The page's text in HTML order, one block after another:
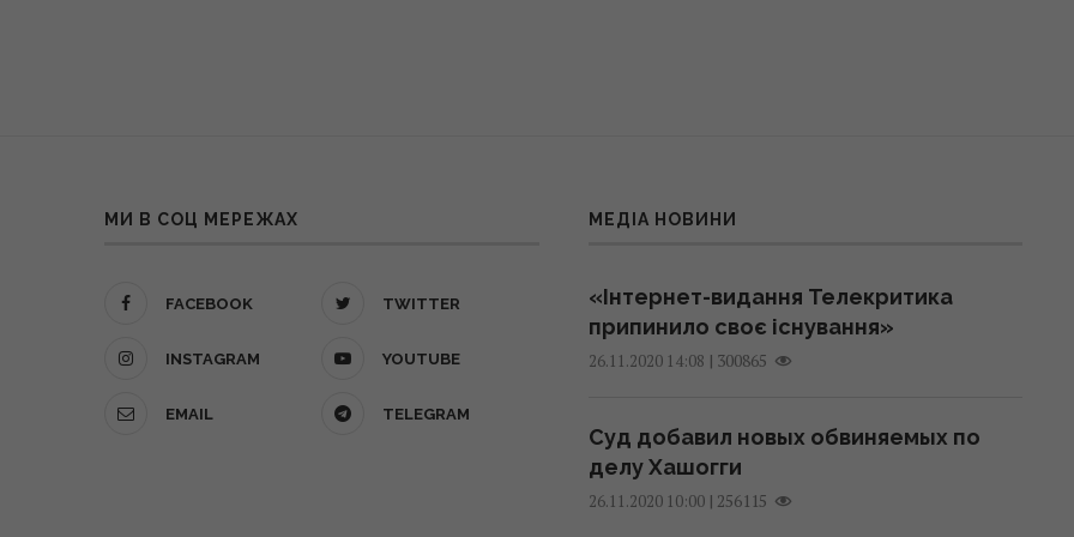
МИ В СОЦ МЕРЕЖАХ
FACEBOOK TWITTER
INSTAGRAM YOUTUBE
EMAIL TELEGRAM
МЕДІА НОВИНИ
«Інтернет-видання Телекритика
припинило своє існування»
26.11.2020 14:08 | 300865
Суд добавил новых обвиняемых по
делу Хашогги
26.11.2020 10:00| 256115